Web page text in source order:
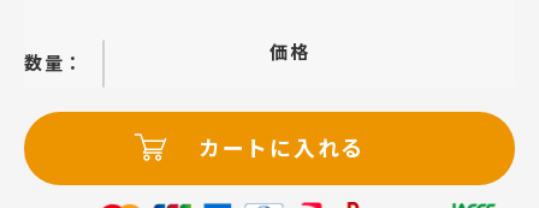
価格
カートに入れる